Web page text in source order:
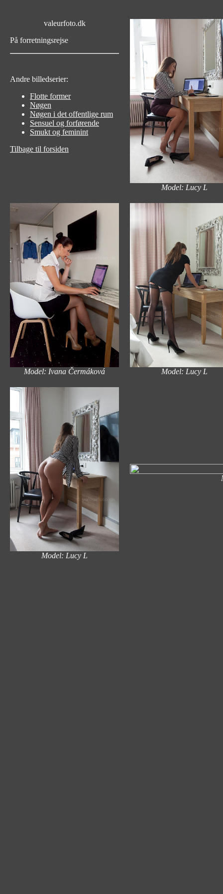
valeurfoto.dk
På forretningsrejse
Andre billedserier:
Flotte former
Nøgen
Nøgen i det offentlige rum
Sensuel og forførende
Smukt og feminint
Tilbage til forsiden
Model: Lucy L
Model: Ivana Čermáková Model: Lucy L
Model: Lucy L